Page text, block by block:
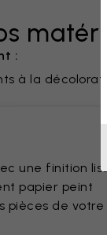
:
à la
une finition
papier peint
pièces de votre